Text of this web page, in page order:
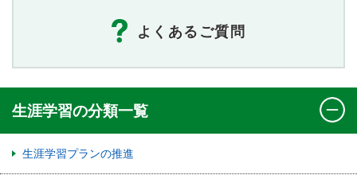
よくあるご質問
生涯学習の分類一覧
生涯学習プランの推進